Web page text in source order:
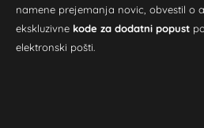
namene prejemanja novic, obvestil o
ekskluzivne kode za dodatni popust
elektronski pošti.